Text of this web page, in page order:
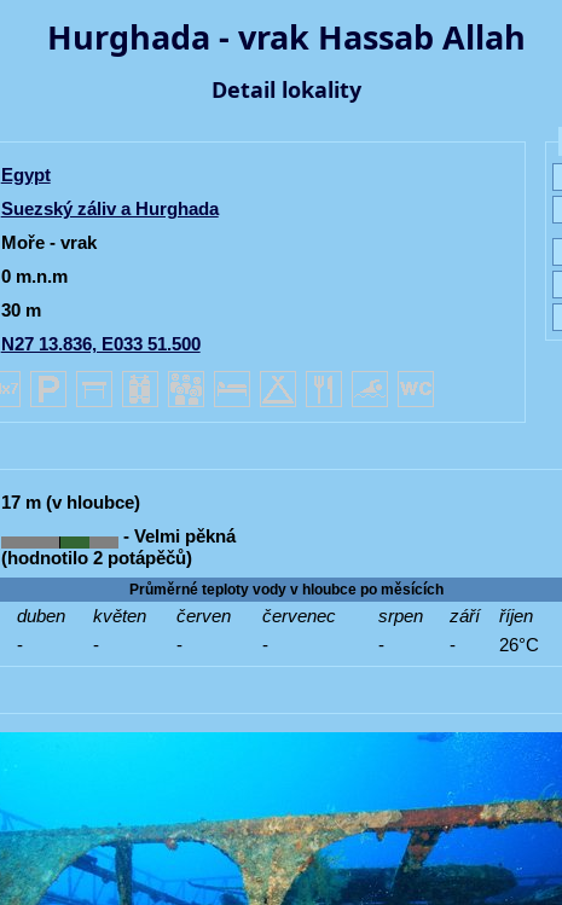
Hurghada - vrak Hassab Allah
Detail lokality
Egypt
Suezský záliv a Hurghada
Moře - vrak
0 m.n.m
30 m
N27 13.836, E033 51.500
17 m (v hloubce)
- Velmi pěkná
(hodnotilo 2 potápěčů)
Průměrné teploty vody v hloubce po měsících
duben květen červen červenec srpen září říjen
- - - - - - 26°C